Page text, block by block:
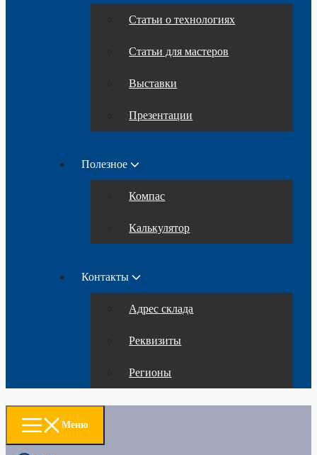
Статьи о технологиях
Статьи для мастеров
Выставки
Презентации
Полезное
Компас
Калькулятор
Контакты
Адрес склада
Реквизиты
Регионы
Меню